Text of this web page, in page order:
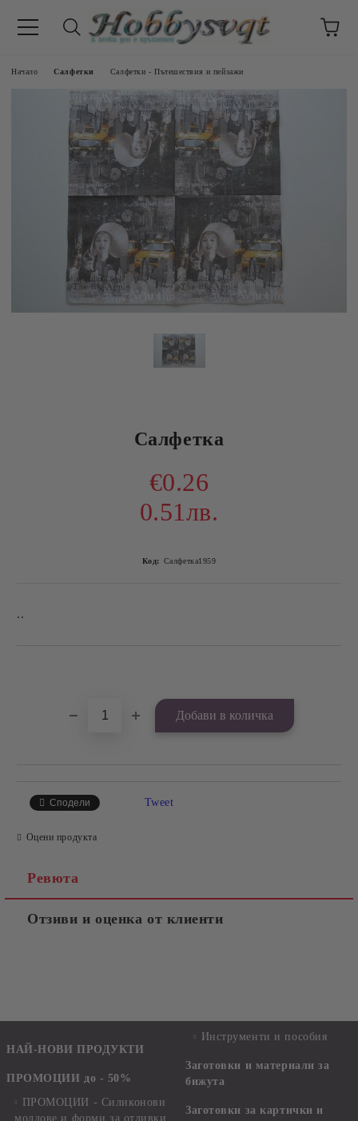
Начало Салфетки Салфетки - Пътешествия и пейзажи
Салфетка
€0.26
0.51лв.
Код: Салфетка1959
..
Сподели Tweet
Оцени продукта
Ревюта
Отзиви и оценка от клиенти
НАЙ-НОВИ ПРОДУКТИ
ПРОМОЦИИ до - 50%
ПРОМОЦИИ - Силиконови
молдове и форми за отливки
Инструменти и пособия
Заготовки и материали за
бижута
Заготовки за картички и